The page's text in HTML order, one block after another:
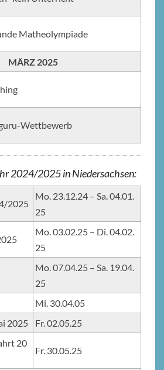
Matheolympiade
MÄRZ 2025
Wettbewerb
2024/2025 in Niedersachsen:
2025
Mo. 23.12.24 – Sa. 04.01.
25
Mo. 03.02.25 – Di. 04.02.
25
Mo. 07.04.25 – Sa. 19.04.
25
Mi. 30.04.05
2025
Fr. 02.05.25
20
Fr. 30.05.25